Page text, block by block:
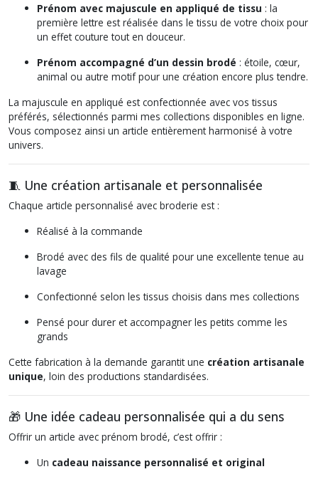
Prénom avec majuscule en appliqué de tissu : la
première lettre est réalisée dans le tissu de votre choix pour
un effet couture tout en douceur.
Prénom accompagné d’un dessin brodé : étoile, cœur,
animal ou autre motif pour une création encore plus tendre.
La majuscule en appliqué est confectionnée avec vos tissus
préférés, sélectionnés parmi mes collections disponibles en ligne.
Vous composez ainsi un article entièrement harmonisé à votre
univers.
🧵 Une création artisanale et personnalisée
Chaque article personnalisé avec broderie est :
Réalisé à la commande
Brodé avec des fils de qualité pour une excellente tenue au
lavage
Confectionné selon les tissus choisis dans mes collections
Pensé pour durer et accompagner les petits comme les
grands
Cette fabrication à la demande garantit une création artisanale
unique, loin des productions standardisées.
🎁 Une idée cadeau personnalisée qui a du sens
Offrir un article avec prénom brodé, c’est offrir :
Un cadeau naissance personnalisé et original